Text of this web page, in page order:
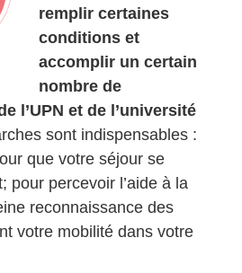
remplir certaines
conditions et
accomplir un certain
nombre de
l’UPN et de l’université
sont indispensables :
que votre séjour se
pour percevoir l’aide à la
reconnaissance des
votre mobilité dans votre